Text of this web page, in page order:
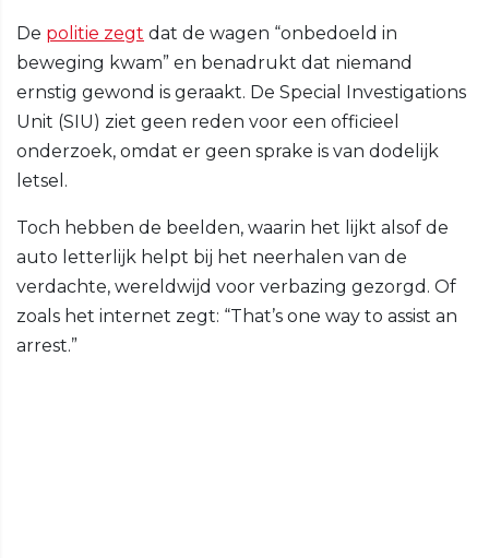
De politie zegt dat de wagen “onbedoeld in
beweging kwam” en benadrukt dat niemand
ernstig gewond is geraakt. De Special Investigations
Unit (SIU) ziet geen reden voor een officieel
onderzoek, omdat er geen sprake is van dodelijk
letsel.
Toch hebben de beelden, waarin het lijkt alsof de
auto letterlijk helpt bij het neerhalen van de
verdachte, wereldwijd voor verbazing gezorgd. Of
zoals het internet zegt: “That’s one way to assist an
arrest.”